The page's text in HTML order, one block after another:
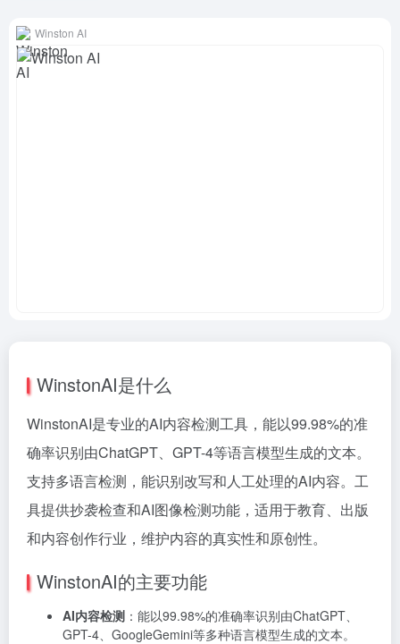
Winston AI
WinstonAI是什么
WinstonAI是专业的AI内容检测工具，能以99.98%的准
确率识别由ChatGPT、GPT-4等语言模型生成的文本。
支持多语言检测，能识别改写和人工处理的AI内容。工
具提供抄袭检查和AI图像检测功能，适用于教育、出版
和内容创作行业，维护内容的真实性和原创性。
WinstonAI的主要功能
AI内容检测 ：能以99.98%的准确率识别由ChatGPT、
GPT-4、GoogleGemini等多种语言模型生成的文本。